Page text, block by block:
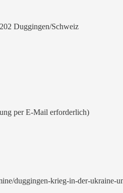
Duggingen/Schweiz
per E-Mail erforderlich)
duggingen-krieg-in-der-ukraine-